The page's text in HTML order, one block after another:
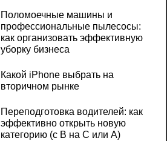
Поломоечные машины и
профессиональные пылесосы:
как организовать эффективную
уборку бизнеса
Какой iPhone выбрать на
вторичном рынке
Переподготовка водителей: как
эффективно открыть новую
категорию (с B на C или А)